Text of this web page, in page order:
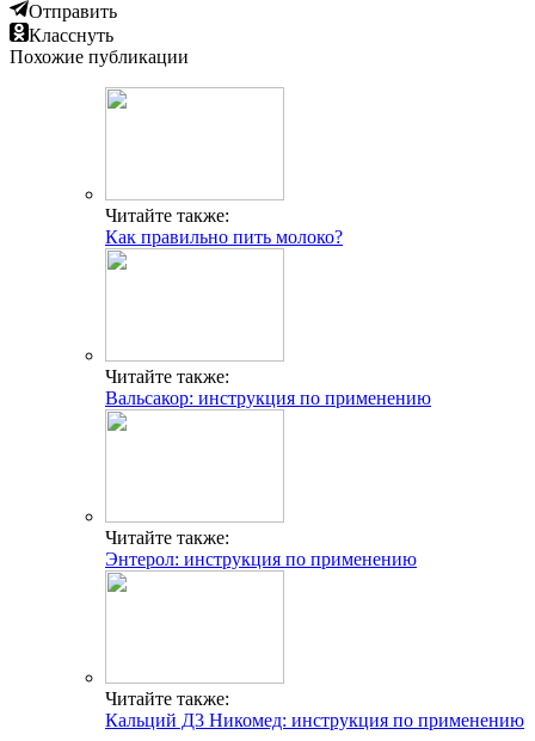
Отправить
Класснуть
Похожие публикации
Читайте также:
Как правильно пить молоко?
Читайте также:
Вальсакор: инструкция по применению
Читайте также:
Энтерол: инструкция по применению
Читайте также:
Кальций Д3 Никомед: инструкция по применению